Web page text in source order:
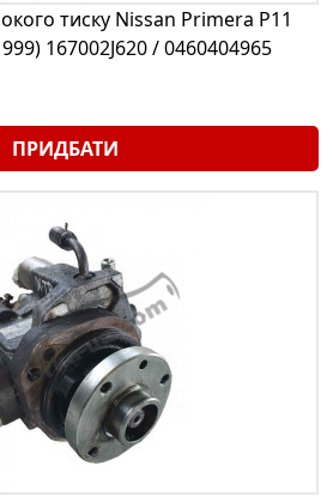
тиску Nissan Primera P11
167002J620 / 0460404965
ПРИДБАТИ